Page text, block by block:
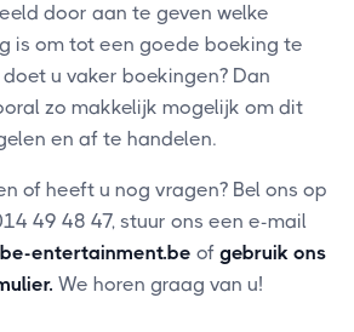
door aan te geven welke
is om tot een goede boeking te
u vaker boekingen? Dan
zo makkelijk mogelijk om dit
en af te handelen.
of heeft u nog vragen? Bel ons op
49 48 47, stuur ons een e-mail
entertainment.be of gebruik ons
. We horen graag van u!